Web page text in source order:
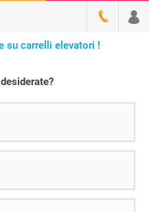
su carrelli elevatori !